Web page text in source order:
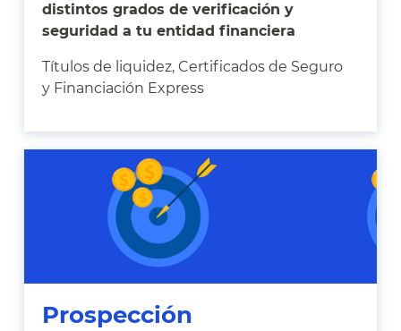
distintos grados de verificación y
seguridad a tu entidad financiera
Títulos de liquidez, Certificados de Seguro
y Financiación Express
Prospección